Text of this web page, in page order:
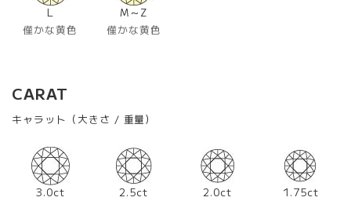
L
僅かな黄色
M～Z
僅かな黄色
CARAT
キャラット（大きさ / 重量）
3.0ct
2.5ct
2.0ct
1.75ct